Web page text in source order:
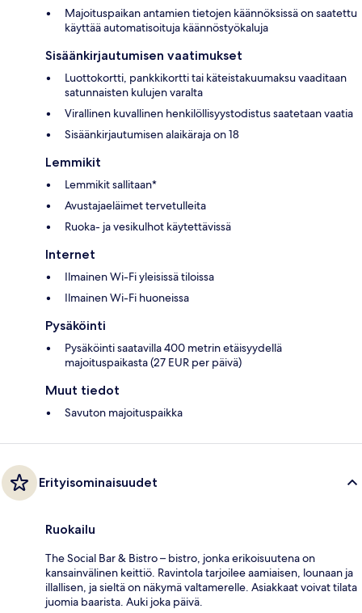
Majoituspaikan antamien tietojen käännöksissä on saatettu
käyttää automatisoituja käännöstyökaluja
Sisäänkirjautumisen vaatimukset
Luottokortti, pankkikortti tai käteistakuumaksu vaaditaan
satunnaisten kulujen varalta
Virallinen kuvallinen henkilöllisyystodistus saatetaan vaatia
Sisäänkirjautumisen alaikäraja on 18
Lemmikit
Lemmikit sallitaan*
Avustajaeläimet tervetulleita
Ruoka- ja vesikulhot käytettävissä
Internet
Ilmainen Wi-Fi yleisissä tiloissa
Ilmainen Wi-Fi huoneissa
Pysäköinti
Pysäköinti saatavilla 400 metrin etäisyydellä
majoituspaikasta (27 EUR per päivä)
Muut tiedot
Savuton majoituspaikka
Erityisominaisuudet
Ruokailu
The Social Bar & Bistro – bistro, jonka erikoisuutena on
kansainvälinen keittiö. Ravintola tarjoilee aamiaisen, lounaan ja
illallisen, ja sieltä on näkymä valtamerelle. Asiakkaat voivat tilata
juomia baarista. Auki joka päivä.